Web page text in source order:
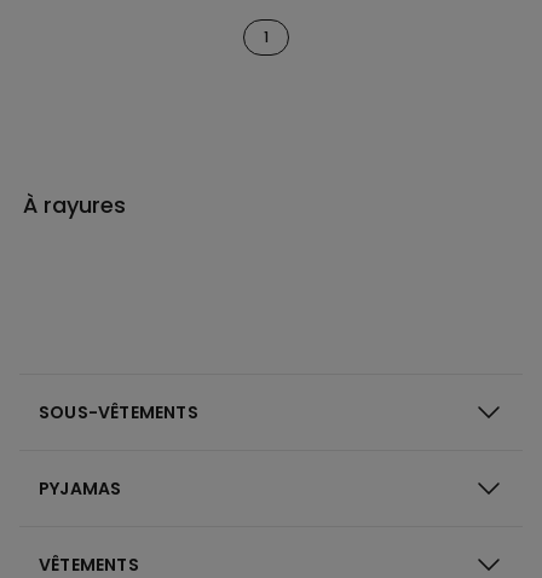
1
À rayures
SOUS-VÊTEMENTS
PYJAMAS
VÊTEMENTS